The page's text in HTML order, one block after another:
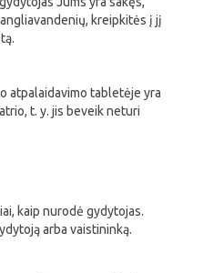
kreipkitės į jį
atpalaidavimo tabletėje yra
t. y. jis beveik neturi
kaip nurodė gydytojas.
arba vaistininką.